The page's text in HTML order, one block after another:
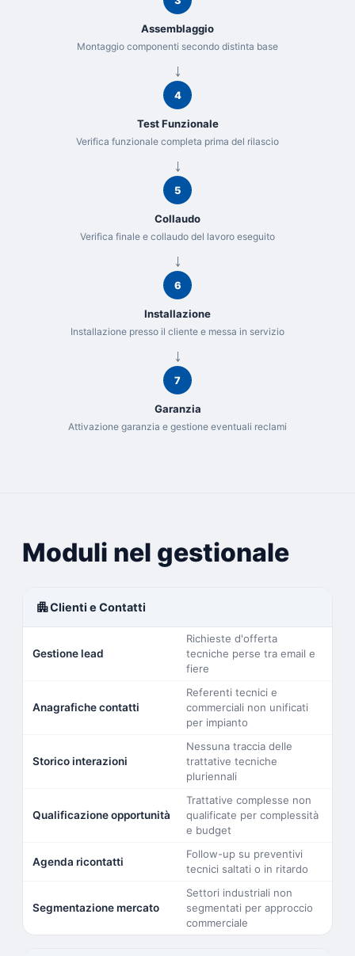
Assemblaggio
Montaggio componenti secondo distinta base
4
Test Funzionale
Verifica funzionale completa prima del rilascio
5
Collaudo
Verifica finale e collaudo del lavoro eseguito
6
Installazione
Installazione presso il cliente e messa in servizio
7
Garanzia
Attivazione garanzia e gestione eventuali reclami
Moduli nel gestionale
apartmentClienti e Contatti
Gestione lead
Richieste d'offerta
tecniche perse tra email e
fiere
Anagrafiche contatti
Referenti tecnici e
commerciali non unificati
per impianto
Storico interazioni
Nessuna traccia delle
trattative tecniche
pluriennali
Qualificazione opportunità
Trattative complesse non
qualificate per complessità
e budget
Agenda ricontatti
Follow-up su preventivi
tecnici saltati o in ritardo
Segmentazione mercato
Settori industriali non
segmentati per approccio
commerciale